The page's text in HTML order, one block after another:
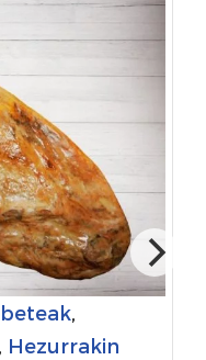
Hezurrakin